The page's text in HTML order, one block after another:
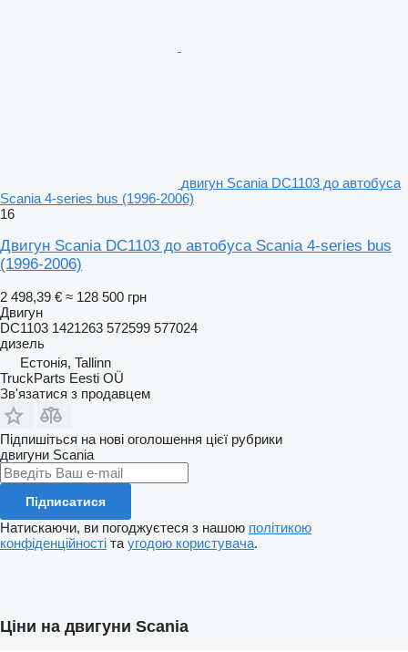
двигун Scania DC1103 до автобуса
Scania 4-series bus (1996-2006)
16
Двигун Scania DC1103 до автобуса Scania 4-series bus
(1996-2006)
2 498,39 € ≈ 128 500 грн
Двигун
DC1103 1421263 572599 577024
дизель
Естонія, Tallinn
TruckParts Eesti OÜ
Зв'язатися з продавцем
Підпишіться на нові оголошення цієї рубрики
двигуни Scania
Підписатися
Натискаючи, ви погоджуєтеся з нашою політикою
конфіденційності та угодою користувача.
Ціни на двигуни Scania